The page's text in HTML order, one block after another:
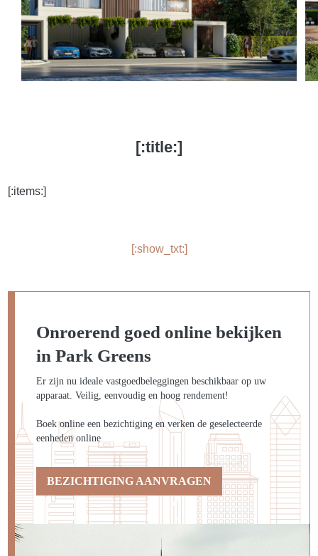
[:title:]
[:items:]
[:show_txt:]
Onroerend goed online bekijken
in Park Greens
Er zijn nu ideale vastgoedbeleggingen beschikbaar op uw
apparaat. Veilig, eenvoudig en hoog rendement!
Boek online een bezichtiging en verken de geselecteerde
eenheden online
BEZICHTIGING AANVRAGEN